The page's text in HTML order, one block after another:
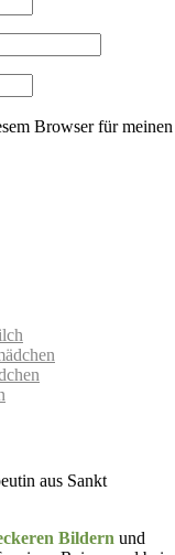
Browser für meinen
aus Sankt
Bildern und